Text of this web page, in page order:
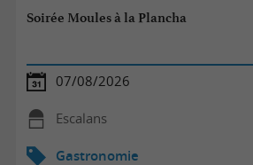
Soirée Moules à la Plancha
07/08/2026
Escalans
Gastronomie